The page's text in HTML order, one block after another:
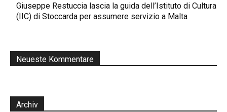
Giuseppe Restuccia lascia la guida dell’Istituto di Cultura
(IIC) di Stoccarda per assumere servizio a Malta
Neueste Kommentare
Archiv